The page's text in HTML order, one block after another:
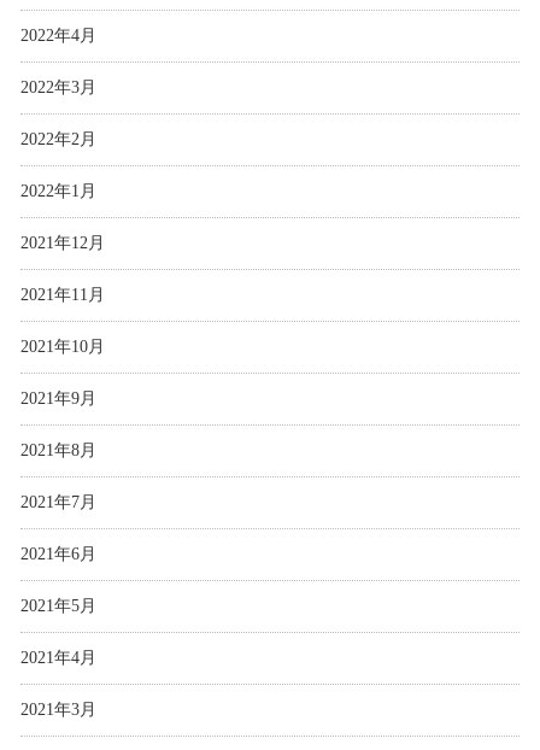
2022年4月
2022年3月
2022年2月
2022年1月
2021年12月
2021年11月
2021年10月
2021年9月
2021年8月
2021年7月
2021年6月
2021年5月
2021年4月
2021年3月